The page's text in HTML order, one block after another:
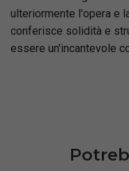
ulteriormente l'opera e
conferisce solidità e
essere un'incantevole